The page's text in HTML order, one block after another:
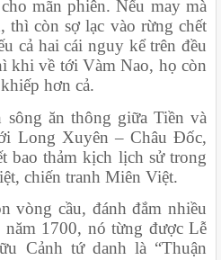
mãn phiên. Nếu may mà
thì còn sợ lạc vào rừng chết
cả hai cái nguy kể trên đều
khi về tới Vàm Nao, họ còn
hơn cả.
ăn thông giữa Tiền và
Long Xuyên – Châu Đốc,
bao thảm kịch lịch sử trong
chiến tranh Miên Việt.
vòng cầu, đánh đắm nhiều
1700, nó từng được Lễ
Cảnh tứ danh là “Thuận